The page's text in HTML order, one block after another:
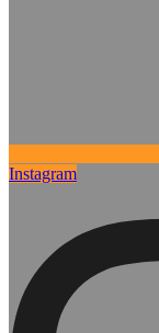
Instagram